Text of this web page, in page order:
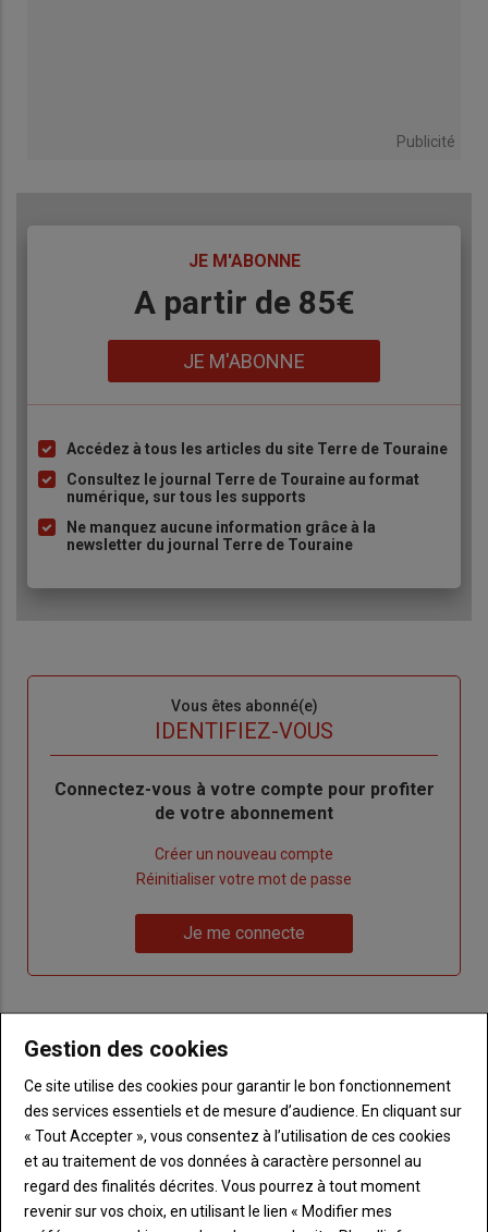
Publicité
JE M'ABONNE
A partir de 85€
JE M'ABONNE
Liste
à
puce
Accédez à tous les articles du site Terre de Touraine
Consultez le journal Terre de Touraine au format
numérique, sur tous les supports
Ne manquez aucune information grâce à la
newsletter du journal Terre de Touraine
Vous êtes abonné(e)
IDENTIFIEZ-VOUS
Body
Connectez-vous à votre compte pour profiter
de votre abonnement
Créer un nouveau compte
de
Réinitialiser votre mot de passe
me
Je me connecte
Sous-
Vous n'êtes pas abonné(e)
TITRE CRÉEZ UN COMPTE
BodyChoisissez votre formule et créez votre
compte pour accéder à tout Terre de
Touraine.
Lien
Gestion des cookies
Ce site utilise des cookies pour garantir le bon fonctionnement
des services essentiels et de mesure d’audience. En cliquant sur
« Tout Accepter », vous consentez à l’utilisation de ces cookies
et au traitement de vos données à caractère personnel au
regard des finalités décrites. Vous pourrez à tout moment
revenir sur vos choix, en utilisant le lien « Modifier mes